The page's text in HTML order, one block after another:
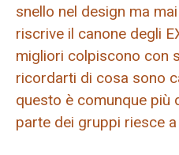
snello nel design ma
riscrive il canone degli
migliori colpiscono con
ricordarti di cosa sono
questo è comunque più
parte dei gruppi riesce